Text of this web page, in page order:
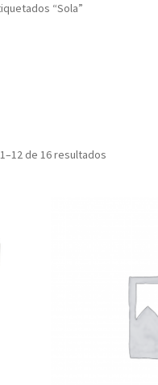
“Sola”
de 16 resultados